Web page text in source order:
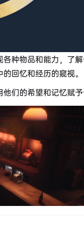
种物品和能力，了
回忆和经历的窥视。
们的希望和记忆赋